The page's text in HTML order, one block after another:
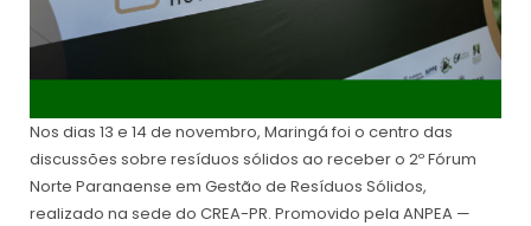
Nos dias 13 e 14 de novembro, Maringá foi o centro das
discussões sobre resíduos sólidos ao receber o 2º Fórum
Norte Paranaense em Gestão de Resíduos Sólidos,
realizado na sede do CREA-PR. Promovido pela ANPEA —